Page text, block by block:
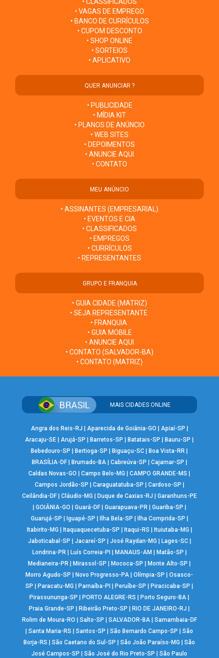
• VAGAS DE EMPREGO
• BANCO DE CURRÍCULOS
• CUPOM DESCONTO
• SHOP ONLINE
• SORTEIOS
• APLICATIVO
QUER ANUNCIAR ?
• PUBLICIDADE
• MÍDIA KIT
• PLANOS DE ANÚNCIO
• WEB SITES
• DEPOIMENTOS
• ANUNCIE AQUI
• CONTATO
MEU ANÚNCIO
• ASSINANTES (EMPRESARIAL)
• EVENTOS E CIA
• CLASSIFICADOS
• EMPREGOS
• CURRÍCULOS
• REPRESENTANTES
GRUPO E FRANQUIA
• GUIA CIDADE (MATRIZ)
• SEJA REPRESENTANTE
• FRANQUIA
• GUIA MOBILE
• ANUNCIE AQUI
• CONTATO (SALVADOR-BA)
• CONTATO (MATRIZ)
MAIS CIDADES ONLINE
Angra dos Reis-RJ Aparecida de Goiânia-GO Apiaí-SP
Aracaju-SE |Arujá-SP Barretos-SP Batatais-SP Bauru-SP
Bebedouro-SP
Bertioga-SP Biguaçu-SC Boa Vista-RR
BRASÍLIA-DF| Brumado-BA| Cabreúva-SP Cajamar-SP
Caldas Novas-GO
|Campo Belo-MG |CAMPO GRANDE-MS
Campos Jordão-SP
Caraguatatuba-SP Cardoso-SP
Ceilândia-DF| Cláudio-MG Duque de Caxias-RJ
Garanhuns-PE
GOIÂNIA-GO Guará-DF| Guarapuava-PR| Guariba-SP
Guarujá-SP
Iguapé-SP Ilha Bela-SP Ilha Comprida-SP
Itabirito-MG
Itaquaquecetuba-SP Itaqui-RS Ituiutaba-MG
Jaboticabal-SP
Jacareí-SP José Raydan-MG Lages-SC|
Londrina-PR| Luís Correia-PI MANAUS-AM Matão-SP
Medianeira-PR
Mirassol-SP Mococa-SP Monte Alto-SP
Morro Agudo-SP
Novo Progresso-PA |Olímpia-SP |Osasco-
SP
Paracatu-MG Parnaíba-PI Peruíbe-SP Piracicaba-SP
Pirassununga-SP
PORTO ALEGRE-RS Porto Seguro-BA
Praia Grande-SP
Ribeirão Preto-SP RIO DE JANEIRO-RJ
Rolim de Moura-RO
Salto-SP SALVADOR-BA| Samambaia-DF
|Santa Maria-RS |Santos-SP |São Bernardo Campo-SP |São
Borja-RS
|São Caetano do Sul-SP |São João Paraíso-MG |São
José Campos-SP
|São José do Rio Preto-SP |São Paulo